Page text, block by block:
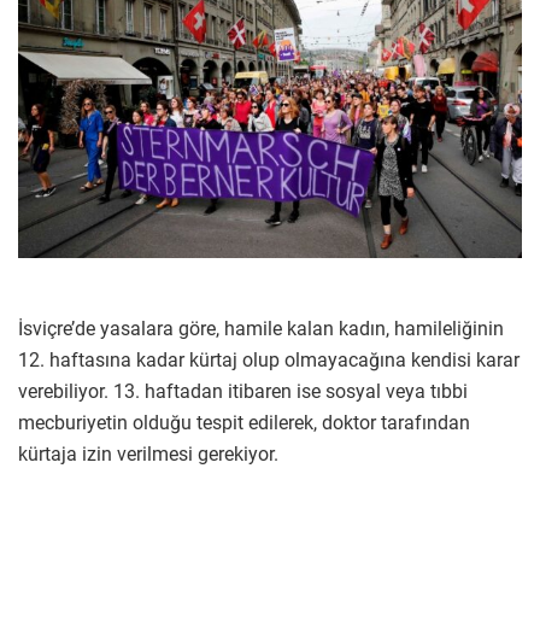
İsviçre’de yasalara göre, hamile kalan kadın, hamileliğinin
12. haftasına kadar kürtaj olup olmayacağına kendisi karar
verebiliyor. 13. haftadan itibaren ise sosyal veya tıbbi
mecburiyetin olduğu tespit edilerek, doktor tarafından
kürtaja izin verilmesi gerekiyor.